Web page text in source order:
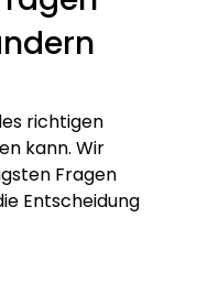
richtigen
kann. Wir
Fragen
Entscheidung